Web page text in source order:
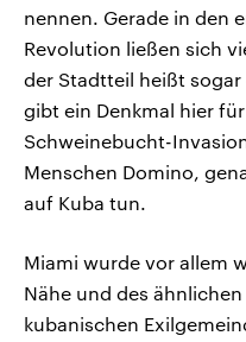
nennen. Gerade in den
Revolution ließen sich
der Stadtteil heißt sogar
gibt ein Denkmal hier
Schweinebucht-
Menschen Domino,
auf Kuba tun.
Miami wurde vor allem
Nähe und des
kubanischen